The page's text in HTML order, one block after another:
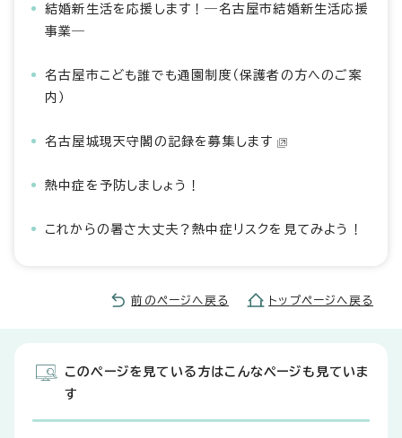
結婚新生活を応援します！―名古屋市結婚新生活応援
事業―
名古屋市こども誰でも通園制度（保護者の方へのご案
内）
名古屋城現天守閣の記録を募集します
熱中症を予防しましょう！
これからの暑さ大丈夫？熱中症リスクを見てみよう！
前のページへ戻る トップページへ戻る
このページを見ている方はこんなページも見ていま
す